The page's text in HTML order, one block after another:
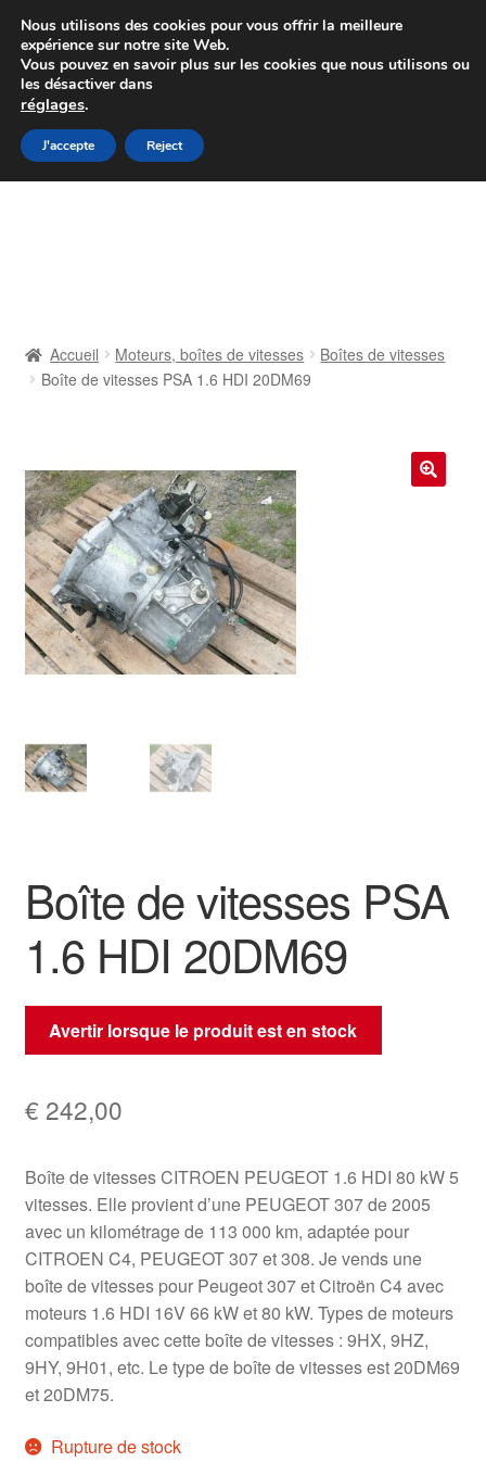
Colissimo livraison à partir de 7 EUR
Du lundi au vendredi de 9 h à 16 h
Aller
à
Aller
au
Contact
Livraison internationale
Mon compte
Paiements
Panier
Politique de confidentialité
Termes et conditions
Accueil Moteurs, boîtes de vitesses
Boîtes de vitesses
Boîte de vitesses PSA 1.6 HDI 20DM69
Boîte de vitesses PSA
1.6 HDI 20DM69
Avertir lorsque le produit est en stock
€ 242,00
Boîte de vitesses CITROEN PEUGEOT 1.6 HDI 80 kW 5
vitesses. Elle provient d’une PEUGEOT 307 de 2005
avec un kilométrage de 113 000 km, adaptée pour
CITROEN C4, PEUGEOT 307 et 308. Je vends une
boîte de vitesses pour Peugeot 307 et Citroën C4 avec
moteurs 1.6 HDI 16V 66 kW et 80 kW. Types de moteurs
compatibles avec cette boîte de vitesses : 9HX, 9HZ,
9HY, 9H01, etc. Le type de boîte de vitesses est 20DM69
et 20DM75.
Rupture de stock
Nous utilisons des cookies pour vous offrir la meilleure
expérience sur notre site Web.
Vous pouvez en savoir plus sur les cookies que nous utilisons ou
les désactiver dans
réglages.
J'accepte Reject